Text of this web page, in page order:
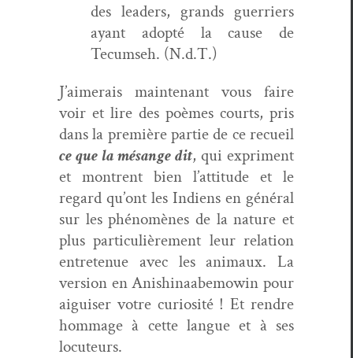
des lead­ers, grands guer­ri­ers
ayant adop­té la cause de
Tecum­seh. (N.d.T.)
J’aimerais main­tenant vous faire
voir et lire des poèmes courts, pris
dans la pre­mière par­tie de ce recueil
ce que la mésange dit, qui expri­ment
et mon­trent bien l’attitude et le
regard qu’ont les Indi­ens en général
sur les phénomènes de la nature et
plus par­ti­c­ulière­ment leur rela­tion
entretenue avec les ani­maux. La
ver­sion en Anishi­naabe­mowin pour
aigu­is­er votre curiosité ! Et ren­dre
hom­mage à cette langue et à ses
locuteurs.